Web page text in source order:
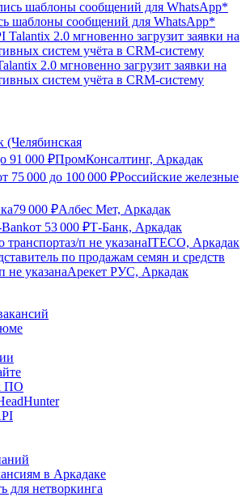
шаблоны сообщений для WhatsApp*
2.0 мгновенно загрузит заявки на
систем учёта в CRM-систему
91 000 ₽ПромКонсалтинг, Аркадак
75 000 до 100 000 ₽Российские железные
79 000 ₽Албес Мет, Аркадак
от 53 000 ₽Т-Банк, Аркадак
транспортаз/п не указанаITECO, Аркадак
по продажам семян и средств
не указанаАрекет РУС, Аркадак
ПО
в Аркадаке
для нетворкинга